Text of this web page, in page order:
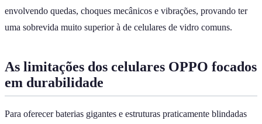
envolvendo quedas, choques mecânicos e vibrações, provando ter
uma sobrevida muito superior à de celulares de vidro comuns.
As limitações dos celulares OPPO focados
em durabilidade
Para oferecer baterias gigantes e estruturas praticamente blindadas